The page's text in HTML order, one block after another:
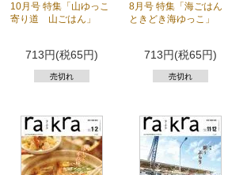
10月号 特集「山ゆっこ
寄り道 山ごはん」
713円(税65円)
売切れ
8月号 特集「海ごはん
ときどき海ゆっこ」
713円(税65円)
売切れ